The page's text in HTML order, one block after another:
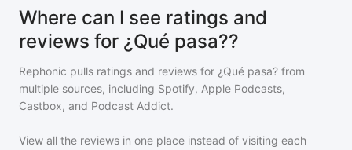
Where can I see ratings and
reviews for ¿Qué pasa??
Rephonic pulls ratings and reviews for ¿Qué pasa? from
multiple sources, including Spotify, Apple Podcasts,
Castbox, and Podcast Addict.
View all the reviews in one place instead of visiting each